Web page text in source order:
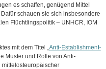
es schaffen, genügend Mittel
schauen sie sich insbesondere
Flüchtlingspolitik – UNHCR, IOM
mit dem Titel „Anti-Establishment-
Muster und Rolle von Anti-
mittelosteuropäischer